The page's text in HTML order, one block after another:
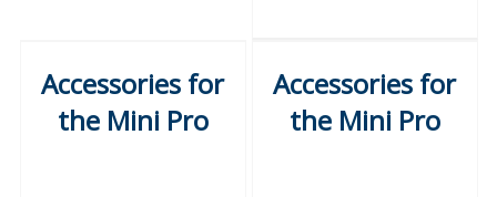
Accessories for
the Mini Pro
Accessories for
the Mini Pro